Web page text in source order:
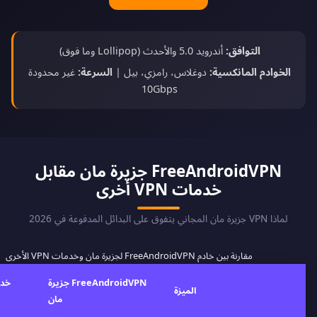
التوافق: أندرويد 5.0 والأحدث (Lollipop وما فوق)
الخوادم المانكسية: دوغلاس، رامزي، بيل | السرعة: غير محدودة
10Gbps
FreeAndroidVPN جزيرة مان مقابل
خدمات VPN أخرى
لماذا VPN جزيرة مان المجاني يتفوق على البدائل المدفوعة في 2026
مقارنة بين خادم FreeAndroidVPN لجزيرة مان وخدمات VPN الأخرى
الميزة
FreeAndroidVPN جزيرة
مان